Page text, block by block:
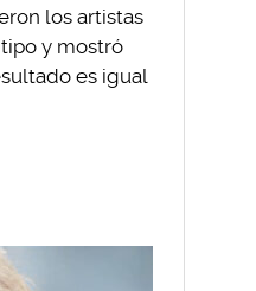
los artistas
y mostró
es igual